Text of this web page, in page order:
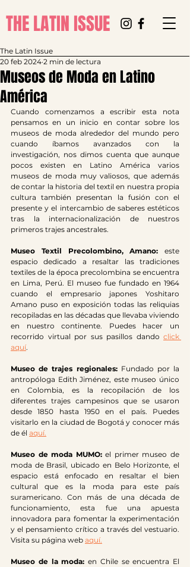
THE LATIN ISSUE
Museos de Moda en Latino
América
The Latin Issue
20 feb 2024 2 min de lectura
Cuando comenzamos a escribir esta nota
pensamos en un inicio en contar sobre los
museos de moda alrededor del mundo pero
cuando íbamos avanzados con la
investigación, nos dimos cuenta que aunque
pocos existen en Latino América varios
museos de moda muy valiosos, que además
de contar la historia del textil en nuestra propia
cultura también presentan la fusión con el
presente y el intercambio de saberes estéticos
tras la internacionalización de nuestros
primeros trajes ancestrales.
Museo Textil Precolombino, Amano: este
espacio dedicado a resaltar las tradiciones
textiles de la época precolombina se encuentra
en Lima, Perú. El museo fue fundado en 1964
cuando el empresario japones Yoshitaro
Amano puso en exposición todas las reliquias
recopiladas en las décadas que llevaba viviendo
en nuestro continente. Puedes hacer un
recorrido virtual por sus pasillos dando click
aquí.
Museo de trajes regionales: Fundado por la
antropóloga Edith Jiménez, este museo único
en Colombia, es la recopilación de los
diferentes trajes campesinos que se usaron
desde 1850 hasta 1950 en el país. Puedes
visitarlo en la ciudad de Bogotá y conocer más
de él aquí.
Museo de moda MUMO: el primer museo de
moda de Brasil, ubicado en Belo Horizonte, el
espacio está enfocado en resaltar el bien
cultural que es la moda para este país
suramericano. Con más de una década de
funcionamiento, esta fue una apuesta
innovadora para fomentar la experimentación
y el pensamiento crítico a través del vestuario.
Visita su página web aquí.
Museo de la moda: en Chile se encuentra El